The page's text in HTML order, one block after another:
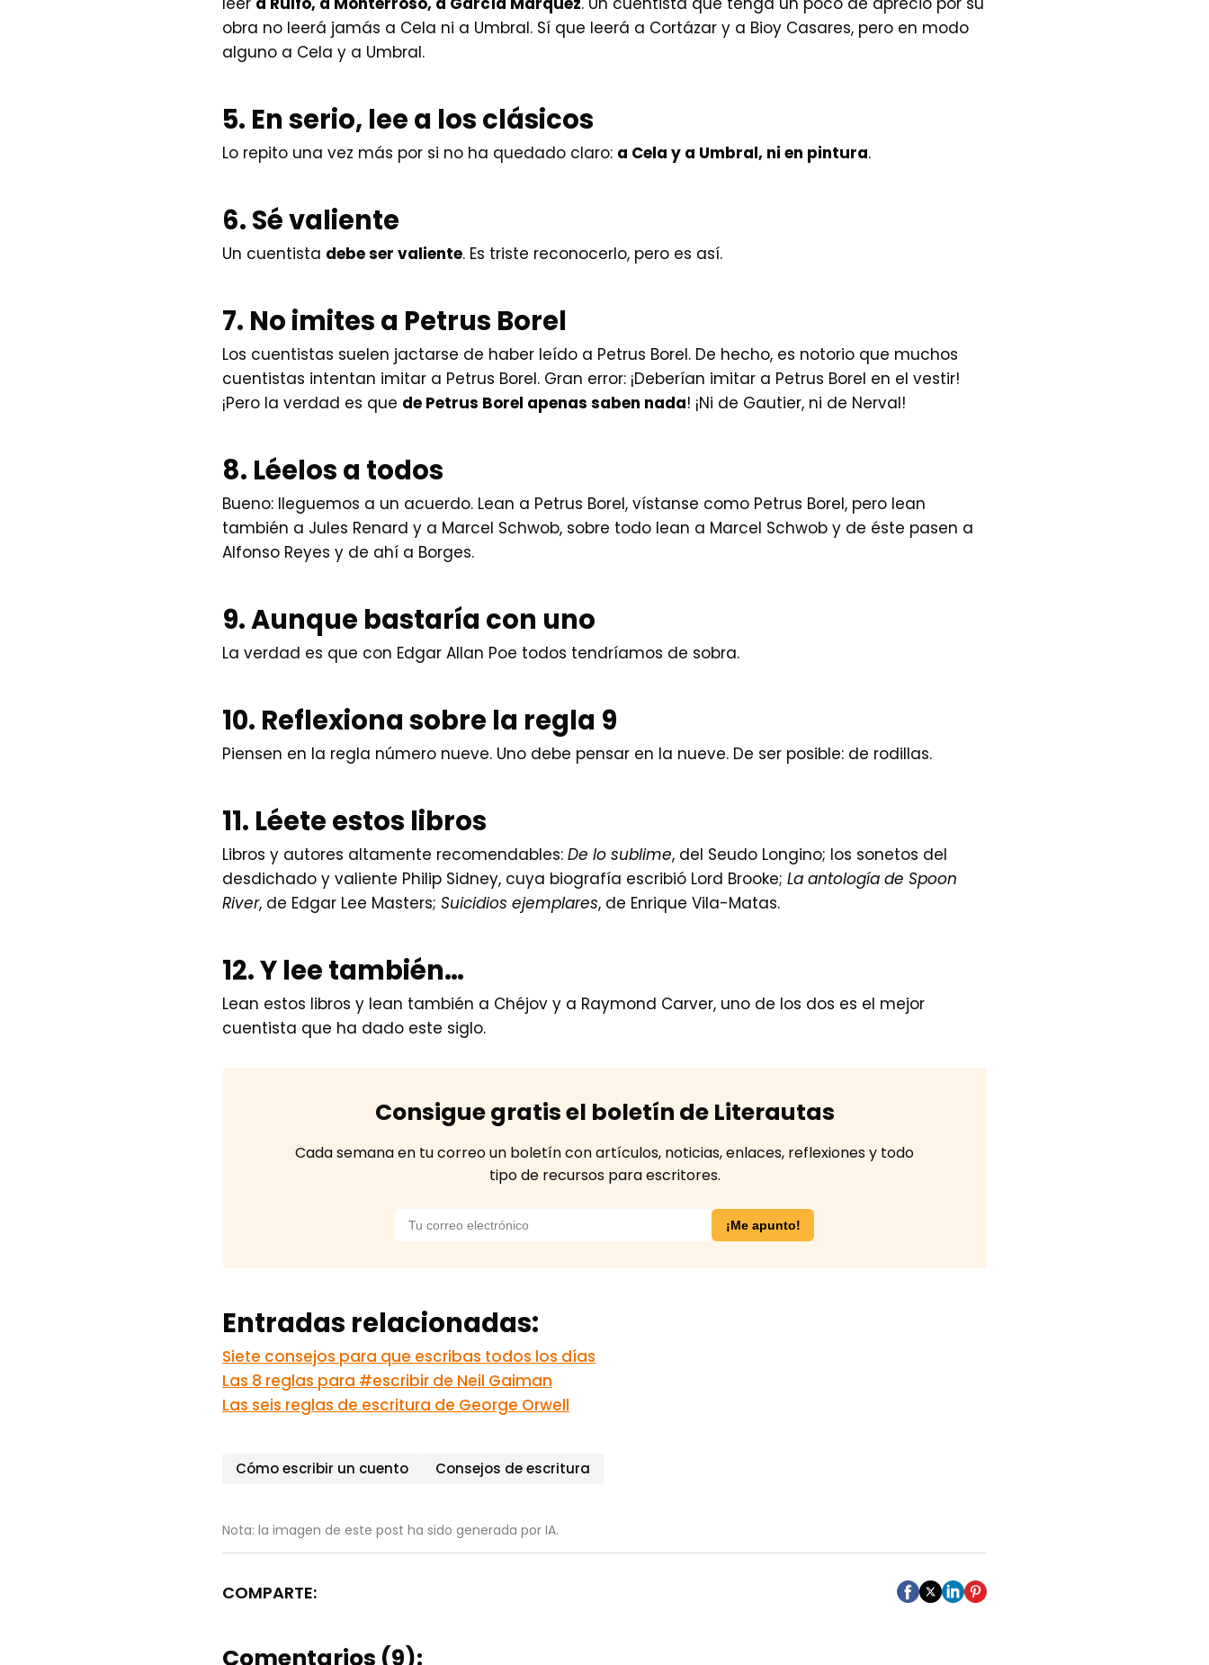
obra no leerá jamás a Cela ni a Umbral. Sí que leerá a Cortázar y a Bioy Casares, pero en modo
alguno a Cela y a Umbral.
5. En serio, lee a los clásicos
Lo repito una vez más por si no ha quedado claro: a Cela y a Umbral, ni en pintura.
6. Sé valiente
Un cuentista debe ser valiente. Es triste reconocerlo, pero es así.
7. No imites a Petrus Borel
Los cuentistas suelen jactarse de haber leído a Petrus Borel. De hecho, es notorio que muchos
cuentistas intentan imitar a Petrus Borel. Gran error: ¡Deberían imitar a Petrus Borel en el vestir!
¡Pero la verdad es que de Petrus Borel apenas saben nada! ¡Ni de Gautier, ni de Nerval!
8. Léelos a todos
Bueno: lleguemos a un acuerdo. Lean a Petrus Borel, vístanse como Petrus Borel, pero lean
también a Jules Renard y a Marcel Schwob, sobre todo lean a Marcel Schwob y de éste pasen a
Alfonso Reyes y de ahí a Borges.
9. Aunque bastaría con uno
La verdad es que con Edgar Allan Poe todos tendríamos de sobra.
10. Reflexiona sobre la regla 9
Piensen en la regla número nueve. Uno debe pensar en la nueve. De ser posible: de rodillas.
11. Léete estos libros
Libros y autores altamente recomendables: De lo sublime, del Seudo Longino; los sonetos del
desdichado y valiente Philip Sidney, cuya biografía escribió Lord Brooke; La antología de Spoon
River, de Edgar Lee Masters; Suicidios ejemplares, de Enrique Vila-Matas.
12. Y lee también…
Lean estos libros y lean también a Chéjov y a Raymond Carver, uno de los dos es el mejor
cuentista que ha dado este siglo.
Consigue gratis el boletín de Literautas
Cada semana en tu correo un boletín con artículos, noticias, enlaces, reflexiones y todo
tipo de recursos para escritores.
Entradas relacionadas:
Siete consejos para que escribas todos los días
Las 8 reglas para #escribir de Neil Gaiman
Las seis reglas de escritura de George Orwell
Cómo escribir un cuento Consejos de escritura
Nota: la imagen de este post ha sido generada por IA.
COMPARTE:
Comentarios (9):